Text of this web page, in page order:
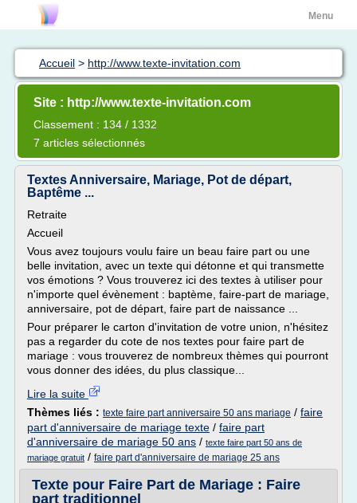
Menu
Accueil > http://www.texte-invitation.com
Site : http://www.texte-invitation.com
Classement : 134 / 1332
7 articles sélectionnés
Textes Anniversaire, Mariage, Pot de départ,
Baptême ...
Retraite
Accueil
Vous avez toujours voulu faire un beau faire part ou une
belle invitation, avec un texte qui détonne et qui transmette
vos émotions ? Vous trouverez ici des textes à utiliser pour
n'importe quel évènement : baptème, faire-part de mariage,
anniversaire, pot de départ, faire part de naissance ...
Pour préparer le carton d'invitation de votre union, n'hésitez
pas a regarder du cote de nos textes pour faire part de
mariage : vous trouverez de nombreux thèmes qui pourront
vous donner des idées, du plus classique...
Lire la suite
Thèmes liés : texte faire part anniversaire 50 ans mariage / faire
part d'anniversaire de mariage texte / faire part
d'anniversaire de mariage 50 ans / texte faire part 50 ans de
mariage gratuit / faire part d'anniversaire de mariage 25 ans
Texte pour Faire Part de Mariage : Faire
part traditionnel